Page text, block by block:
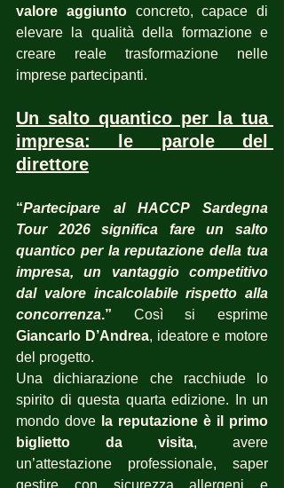
valore aggiunto concreto, capace di
elevare la qualità della formazione e
creare reale trasformazione nelle
imprese partecipanti.
Un salto quantico per la tua
impresa: le parole del
direttore
“Partecipare al HACCP Sardegna
Tour 2026 significa fare un salto
quantico per la reputazione della tua
impresa, un vantaggio competitivo
dal valore incalcolabile rispetto alla
concorrenza.”
Giancarlo D’Andrea, ideatore e motore
del progetto.
Una dichiarazione che racchiude lo
spirito di questa quarta edizione. In un
mondo dove la reputazione è il primo
biglietto da visita, avere
un’attestazione professionale, saper
gestire con sicurezza allergeni e